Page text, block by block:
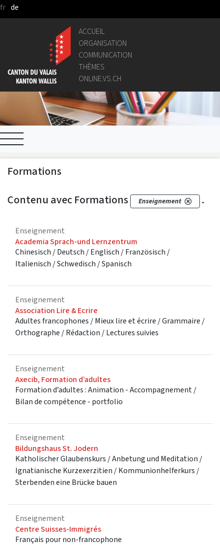
Saut au contenu principal
fr de
ACCUEIL
ORGANISATION
COMMUNICATION
THÈMES
ONLINE.VS.CH
Formations
Contenu avec Formations
Enseignement .
Enseignement
Academia Sprach-und Lernzentrum
Chinesisch / Deutsch / Englisch / Französisch /
Italienisch / Schwedisch / Spanisch
Enseignement
Association Lire & Ecrire
Adultes francophones / Mieux lire et écrire / Grammaire /
Orthographe / Rédaction / Lectures suivies
Enseignement
Axecib, Formation d’adultes
Formation d’adultes : Animation - Accompagnement /
Bilan de compétence - portfolio
Enseignement
Bildungshaus St. Jodern
Katholischer Glaubenskurs / Anbetung und Meditation /
Ignatianische Kurzexerzitien / Kommunionhelferkurs /
Sterbenden eine Brücke bauen
Enseignement
Centre Suisses-Immigrés
Français pour non-francophone